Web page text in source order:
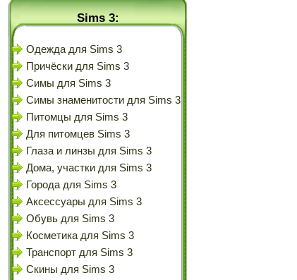
Sims 3:
Одежда для Sims 3
Причёски для Sims 3
Симы для Sims 3
Симы знаменитости для Sims 3
Питомцы для Sims 3
Для питомцев Sims 3
Глаза и линзы для Sims 3
Дома, участки для Sims 3
Города для Sims 3
Аксессуары для Sims 3
Обувь для Sims 3
Косметика для Sims 3
Транспорт для Sims 3
Скины для Sims 3